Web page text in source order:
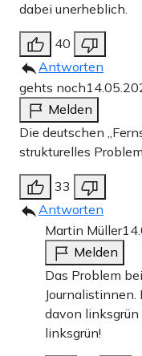
dabei unerheblich.
40
Antworten
gehts noch
Melden
Die deutschen
strukturelles
33
Antworten
Martin Müller
Melden
Das Problem
davon
linksgrün!